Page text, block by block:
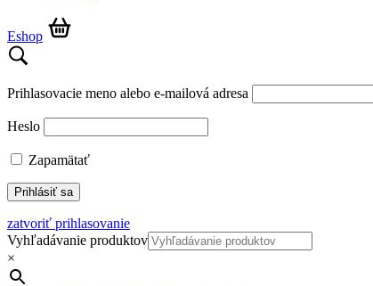
Eshop
Prihlasovacie meno alebo e-mailová adresa
Heslo
Zapamätať
zatvoriť prihlasovanie
Vyhľadávanie produktov
×